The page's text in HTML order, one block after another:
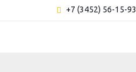
+7 (3452) 56-15-93